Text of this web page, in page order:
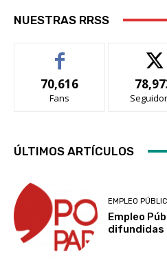
NUESTRAS RRSS
70,616
Fans
ÚLTIMOS ARTÍCULOS
EMPLEO
Empleo
difundidas